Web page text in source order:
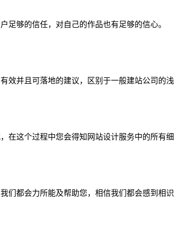
足够的信任，对自己的作品也有足够的信心。
效并且可落地的建议，区别于一般建站公司的
在这个过程中您会得知网站设计服务中的所有
们都会力所能及帮助您，相信我们都会感到相